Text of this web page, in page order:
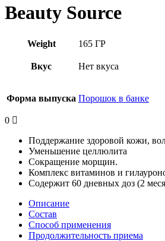
Beauty Source
Weight 165 ГР
Вкус Нет вкуса
Форма выпуска Порошок в банке
0
Поддержание здоровой кожи,
Уменьшение целлюлита
Сокращение морщин.
Комплекс витаминов и
Cодержит 60 дневных доз (2
Описание
Состав
Способ применения
Продолжительность приема